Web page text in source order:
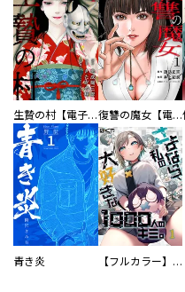
生贄の村【電子単行本版】 復讐の魔女【電子単行本版】
青き炎 【フルカラー】さよなら、私の大好きな１０００人のキミ。